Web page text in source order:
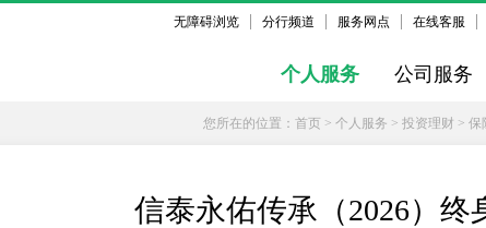
无障碍浏览 分行频道 服务网点 在线客服
个人服务 公司服务
您所在的位置： 首页 > 个人服务 > 投资理财 > 保
信泰永佑传承（2026）终